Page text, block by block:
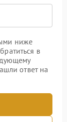
ниже
в
ответ на